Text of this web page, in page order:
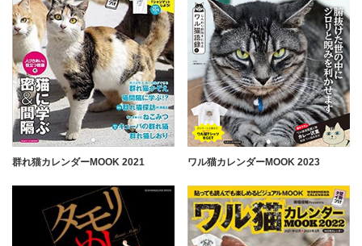
群れ猫カレンダーMOOK 2021 ワル猫カレンダーMOOK 2023